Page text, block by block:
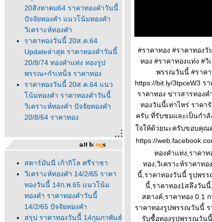
20สิงหาคม64 ราคาทองคำวันนี้
ปัจจัยทองคำ แนวโน้มทองคำ
วิเคราะห์ทองคำ
ราคาทองวันนี้ 20ส.ค.64
Updateล่าสุด ราคาทองคำวันนี้
20/8/74 ทองคำแท่ง ทองรูป
พรรณ+กำเหน็จ ราคาทอง
ราคาทองวันนี้ 20ส.ค.64 แนว
น้มทองคำ ราคาทองคำวันนี้
วิเคราะห์ทองคำ ปัจจัยทองคำ
20/8/64 ราคาทอง
สตาร์มันนี่ เก้ากิโล ศรีราชา
วิเคราะห์ทองคำ 14/2/65 ราคา
ทองวันนี้ 14ก.พ.65 แนวโน้ม
ทองคำ ราคาทองคำวันนี้
14/2/65 ปัจจัยทองคำ
สรุป ราคาทองวันนี้ 14กุมภาพันธ์
#ราคาทอง #ราคาทอง
ทอง #ราคาทองแท่ง #
พรรณวันนี้ #ราคา
https://bit.ly/3tpceW3
ราคาทอง ข่าวสารทอง
ทองวันนี้เท่าไหร่ ราค
ครับ ที่รับชมและเป็นกำลั
จให้ด้วยนะครับขอบคุณค
https://
ทองคำแท่ง,ราคา
ทอง,วิเคราะห์ราคาท
นี้,ราคาทองวันนี้ รูปพร
นี้,ราคาทอง1สลึงวัน
สตางค์,ราคาทอง 0.1
ราคาทองรูปพรรณวันนี้ ร
รับซื้อทองรูปพรรณวัน